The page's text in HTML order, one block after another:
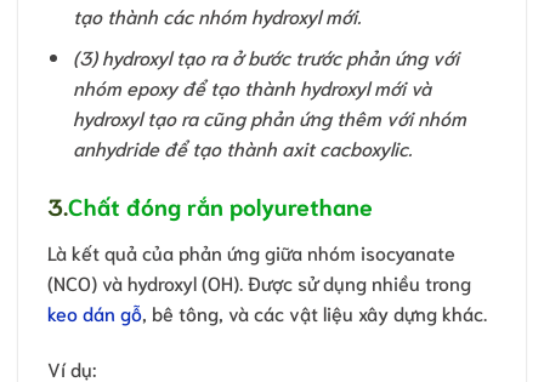
tạo thành các nhóm hydroxyl mới.
(3) hydroxyl tạo ra ở bước trước phản ứng với
nhóm epoxy để tạo thành hydroxyl mới và
hydroxyl tạo ra cũng phản ứng thêm với nhóm
anhydride để tạo thành axit cacboxylic.
3.Chất đóng rắn polyurethane
Là kết quả của phản ứng giữa nhóm isocyanate
(NCO) và hydroxyl (OH). Được sử dụng nhiều trong
keo dán gỗ , bê tông, và các vật liệu xây dựng khác.
Ví dụ: